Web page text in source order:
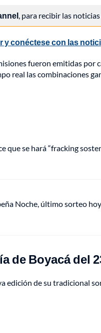
, para recibir las
y conéctese con las
fueron emitidas
real las combinaciones
que se hará “fracking
Noche, último sorteo
de Boyacá del
edición de su tradicional